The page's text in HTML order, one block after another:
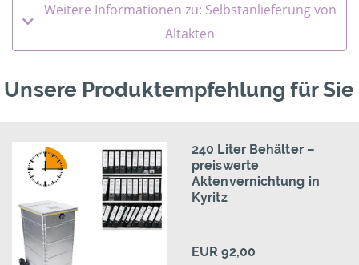
Weitere Informationen zu: Selbstanlieferung von
Altakten
Unsere Produktempfehlung für Sie
240 Liter Behälter –
preiswerte
Aktenvernichtung in
Kyritz
EUR 92,00